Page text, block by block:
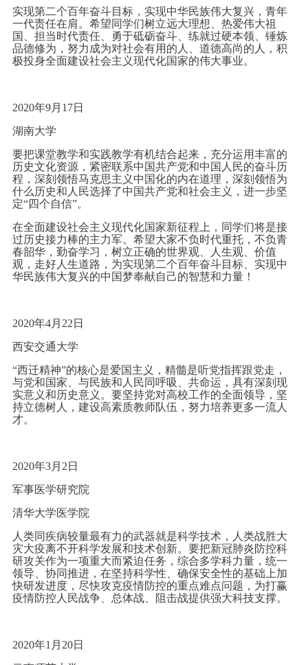
实现第二个百年奋斗目标，实现中华民族伟大复兴，青年
一代责任在肩。希望同学们树立远大理想、热爱伟大祖
国、担当时代责任、勇于砥砺奋斗、练就过硬本领、锤炼
品德修为，努力成为对社会有用的人、道德高尚的人，积
极投身全面建设社会主义现代化国家的伟大事业。
2020年9月17日
湖南大学
要把课堂教学和实践教学有机结合起来，充分运用丰富的
历史文化资源，紧密联系中国共产党和中国人民的奋斗历
程，深刻领悟马克思主义中国化的内在道理，深刻领悟为
什么历史和人民选择了中国共产党和社会主义，进一步坚
定“四个自信”。
在全面建设社会主义现代化国家新征程上，同学们将是接
过历史接力棒的主力军。希望大家不负时代重托，不负青
春韶华，勤奋学习，树立正确的世界观、人生观、价值
观，走好人生道路，为实现第二个百年奋斗目标、实现中
华民族伟大复兴的中国梦奉献自己的智慧和力量！
2020年4月22日
西安交通大学
“西迁精神”的核心是爱国主义，精髓是听党指挥跟党走，
与党和国家、与民族和人民同呼吸、共命运，具有深刻现
实意义和历史意义。要坚持党对高校工作的全面领导，坚
持立德树人，建设高素质教师队伍，努力培养更多一流人
才。
2020年3月2日
军事医学研究院
清华大学医学院
人类同疾病较量最有力的武器就是科学技术，人类战胜大
灾大疫离不开科学发展和技术创新。要把新冠肺炎防控科
研攻关作为一项重大而紧迫任务，综合多学科力量，统一
领导、协同推进，在坚持科学性、确保安全性的基础上加
快研发进度，尽快攻克疫情防控的重点难点问题，为打赢
疫情防控人民战争、总体战、阻击战提供强大科技支撑。
2020年1月20日